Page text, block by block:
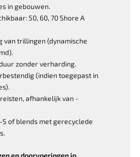
in gebouwen.
50, 60, 70 Shore A
van trillingen (dynamische
zonder verharding.
(indien toegepast in
afhankelijk van
S of blends met gerecyclede
en doorvoeringen in